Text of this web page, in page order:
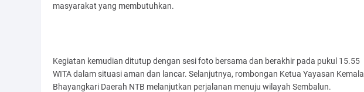
masyarakat yang membutuhkan.
Kegiatan kemudian ditutup dengan sesi foto bersama dan berakhir pada pukul 15.55
WITA dalam situasi aman dan lancar. Selanjutnya, rombongan Ketua Yayasan Kemala
Bhayangkari Daerah NTB melanjutkan perjalanan menuju wilayah Sembalun.